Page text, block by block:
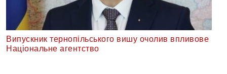
Випускник тернопільського вишу очолив впливове
Національне агентство